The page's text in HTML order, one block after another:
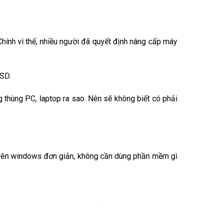
vì thế, nhiều người đã quyết định nâng cấp máy
PC, laptop ra sao. Nên sẽ không biết có phải
windows đơn giản, không cần dùng phần mềm gì